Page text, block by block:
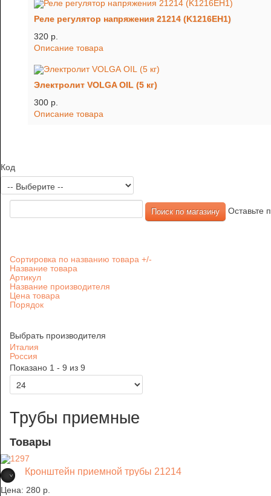
Реле регулятор напряжения 21214 (K1216EH1)
320 p.
Описание товара
Электролит VOLGA OIL (5 кг)
300 p.
Описание товара
Код
Оставьте
Сортировка по названию товара +/-
Название товара
Артикул
Название производителя
Цена товара
Порядок
Выбрать производителя
Италия
Россия
Показано 1 - 9 из 9
Трубы приемные
Товары
Кронштейн приемной трубы 21214
Цена: 280 p.